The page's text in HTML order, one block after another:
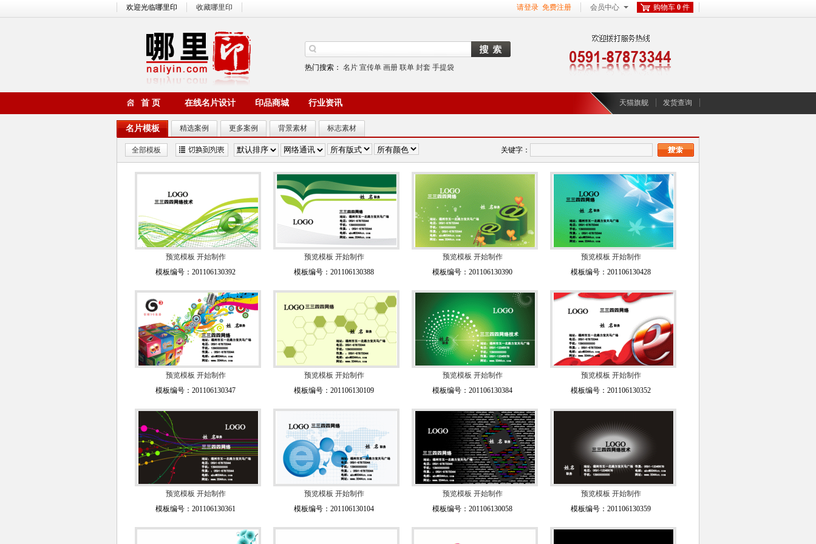
欢迎光临哪里印 收藏哪里印 请登录 免费注册 会员中心 购物车 0 件
热门搜索： 名片 宣传单 画册 联单 封套 手提袋
天猫旗舰 发货查询
首 页 在线名片设计 印品商城 行业资讯
名片模板 精选案例 更多案例 背景素材 标志素材
全部模板 关键字：
预览模板 开始制作
模板编号：201106130392
预览模板 开始制作
模板编号：201106130388
预览模板 开始制作
模板编号：201106130390
预览模板 开始制作
模板编号：201106130428
预览模板 开始制作
模板编号：201106130347
预览模板 开始制作
模板编号：201106130109
预览模板 开始制作
模板编号：201106130384
预览模板 开始制作
模板编号：201106130352
预览模板 开始制作
模板编号：201106130361
预览模板 开始制作
模板编号：201106130104
预览模板 开始制作
模板编号：201106130058
预览模板 开始制作
模板编号：201106130359